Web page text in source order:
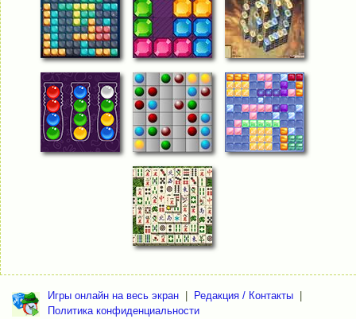
Игры онлайн на весь экран | Редакция / Контакты |
Политика конфиденциальности